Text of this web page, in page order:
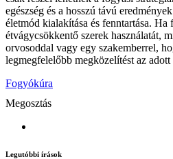
egészség és a hosszú távú
életmód kialakítása és fenntartása. Ha
étvágycsökkentő szerek használatát,
orvosoddal vagy egy szakemberrel,
legmegfelelőbb megközelítést az adott
Fogyókúra
Megosztás
Legutóbbi írások